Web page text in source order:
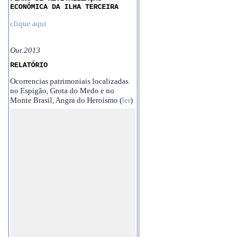
ECONÓMICA DA ILHA TERCEIRA
clique aqui
Out.2013
RELATÓRIO
Ocorrencias patrimoniais localizadas
no Espigão, Grota do Medo e no
Monte Brasil, Angra do Heroísmo (ler)